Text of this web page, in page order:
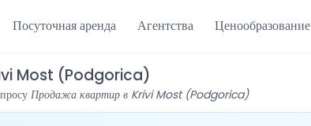
Посуточная аренда Агентства Ценообразование
Most (Podgorica)
Продажа квартир в Krivi Most (Podgorica)